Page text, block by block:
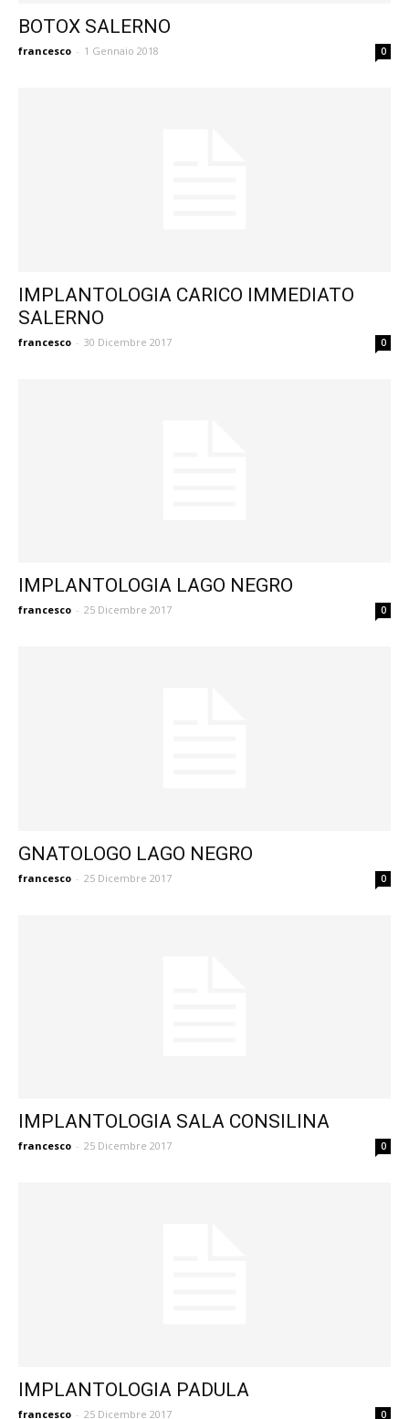
BOTOX SALERNO
francesco - 1 Gennaio 2018 0
IMPLANTOLOGIA CARICO IMMEDIATO
SALERNO
francesco - 30 Dicembre 2017 0
IMPLANTOLOGIA LAGO NEGRO
francesco - 25 Dicembre 2017 0
GNATOLOGO LAGO NEGRO
francesco - 25 Dicembre 2017 0
IMPLANTOLOGIA SALA CONSILINA
francesco - 25 Dicembre 2017 0
IMPLANTOLOGIA PADULA
francesco - 25 Dicembre 2017 0